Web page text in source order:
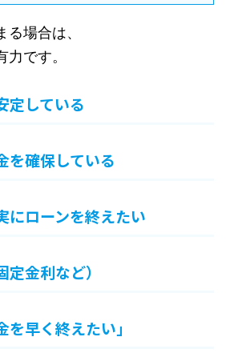
場合は、
です。
定している
を確保している
にローンを終えたい
金利など）
早く終えたい」